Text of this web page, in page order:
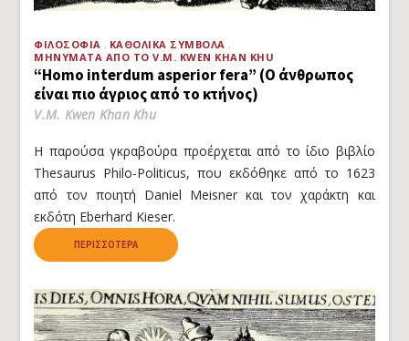
ΦΙΛΟΣΟΦΊΑ
ΚΑΘΟΛΙΚΆ ΣΎΜΒΟΛΑ
ΜΗΝΎΜΑΤΑ ΑΠΌ ΤΟ V.M. KWEN KHAN KHU
“Homo interdum asperior fera” (Ο άνθρωπος
είναι πιο άγριος από το κτήνος)
V.M. Kwen Khan Khu
Η παρούσα γκραβούρα προέρχεται από το ίδιο βιβλίο
Thesaurus Philo-Politicus, που εκδόθηκε από το 1623
από τον ποιητή Daniel Meisner και τον χαράκτη και
εκδότη Eberhard Kieser.
ΠΕΡΙΣΣΌΤΕΡΑ